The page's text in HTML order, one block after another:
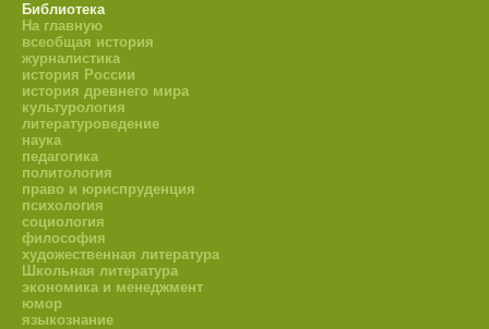
Библиотека
На главную
всеобщая история
журналистика
история России
история древнего мира
культурология
литературоведение
наука
педагогика
политология
право и юриспруденция
психология
социология
философия
художественная литература
Школьная литература
экономика и менеджмент
юмор
языкознание